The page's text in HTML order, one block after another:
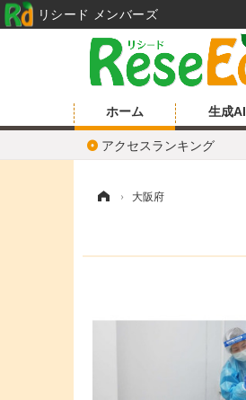
ホーム
アクセスランキング
生成AI
› 大阪府
リシード メンバーズ